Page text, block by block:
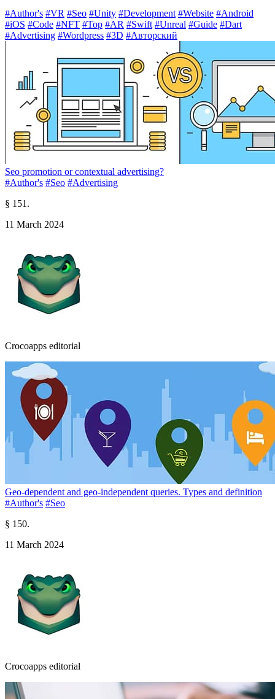
#Author's #VR #Seo #Unity #Development #Website #Android
#iOS #Code #NFT #Top #AR #Swift #Unreal #Guide #Dart
#Advertising #Wordpress #3D #Авторский
Seo promotion or contextual advertising?
#Author's #Seo #Advertising
§ 151.
11 March 2024
Crocoapps editorial
Geo-dependent and geo-independent queries. Types and definition
#Author's #Seo
§ 150.
11 March 2024
Crocoapps editorial